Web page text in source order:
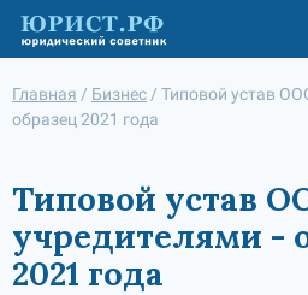
Главная / Бизнес / Типовой устав
образец 2021 года
Типовой устав
учредителями -
2021 года